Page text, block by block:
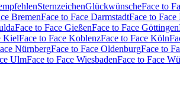
SternzeichenGlückwünscheFace to
BremenFace to Face DarmstadtFace to
Face to Face GießenFace to Face Göttingen
KielFace to Face KoblenzFace to Face Köln
NürnbergFace to Face OldenburgFace to
UlmFace to Face WiesbadenFace to Face